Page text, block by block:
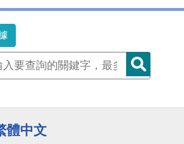
體中文